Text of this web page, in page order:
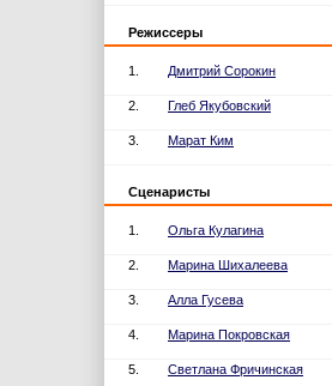
Режиссеры
1. Дмитрий Сорокин
2. Глеб Якубовский
3. Марат Ким
Сценаристы
1. Ольга Кулагина
2. Марина Шихалеева
3. Алла Гусева
4. Марина Покровская
5. Светлана Фричинская